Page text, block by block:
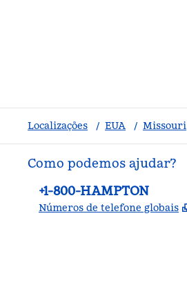
Localizações / EUA / Missouri
Como podemos ajudar?
Telefone:
+1-800-HAMPTON
Números de telefone globais